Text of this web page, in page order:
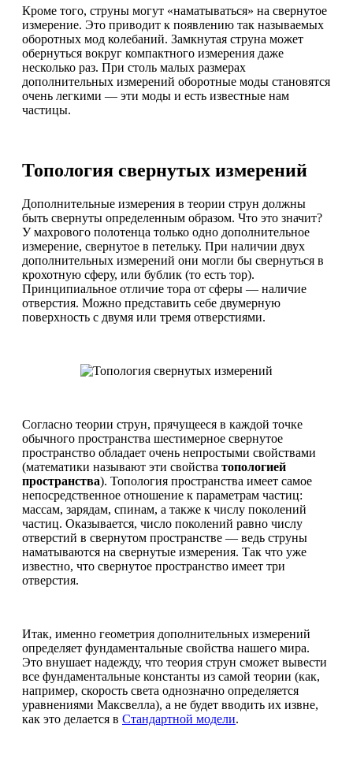
Кроме того, струны могут «наматываться» на свернутое
измерение. Это приводит к появлению так называемых
оборотных мод колебаний. Замкнутая струна может
обернуться вокруг компактного измерения даже
несколько раз. При столь малых размерах
дополнительных измерений оборотные моды становятся
очень легкими — эти моды и есть известные нам
частицы.
Топология свернутых измерений
Дополнительные измерения в теории струн должны
быть свернуты определенным образом. Что это значит?
У махрового полотенца только одно дополнительное
измерение, свернутое в петельку. При наличии двух
дополнительных измерений они могли бы свернуться в
крохотную сферу, или бублик (то есть тор).
Принципиальное отличие тора от сферы — наличие
отверстия. Можно представить себе двумерную
поверхность с двумя или тремя отверстиями.
Согласно теории струн, прячущееся в каждой точке
обычного пространства шестимерное свернутое
пространство обладает очень непростыми свойствами
(математики называют эти свойства топологией
пространства). Топология пространства имеет самое
непосредственное отношение к параметрам частиц:
массам, зарядам, спинам, а также к числу поколений
частиц. Оказывается, число поколений равно числу
отверстий в свернутом пространстве — ведь струны
наматываются на свернутые измерения. Так что уже
известно, что свернутое пространство имеет три
отверстия.
Итак, именно геометрия дополнительных измерений
определяет фундаментальные свойства нашего мира.
Это внушает надежду, что теория струн сможет вывести
все фундаментальные константы из самой теории (как,
например, скорость света однозначно определяется
уравнениями Максвелла), а не будет вводить их извне,
как это делается в Стандартной модели.